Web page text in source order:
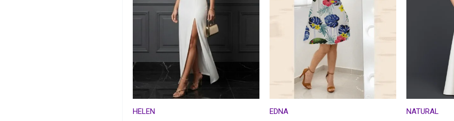
HELEN EDNA NATURAL